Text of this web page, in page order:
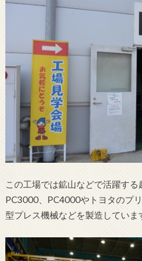
この工場では鉱山などで活躍す
PC3000、PC4000やトヨタのプ
型プレス機械などを製造していま